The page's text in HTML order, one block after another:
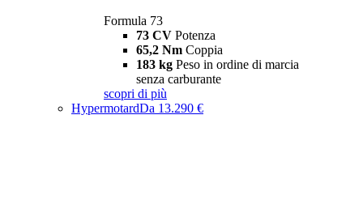
Formula 73
73 CV Potenza
65,2 Nm Coppia
183 kg Peso in ordine di marcia
senza carburante
scopri di più
HypermotardDa 13.290 €